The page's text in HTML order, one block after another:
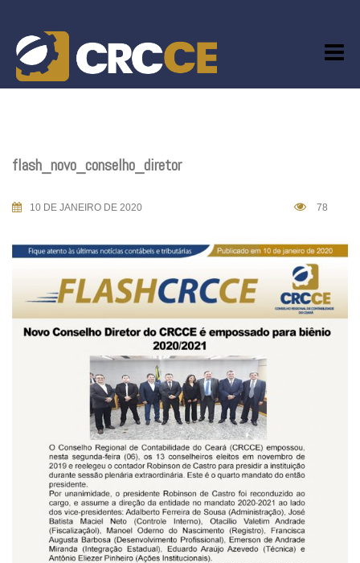
content
flash_novo_conselho_diretor
10 DE JANEIRO DE 2020 78